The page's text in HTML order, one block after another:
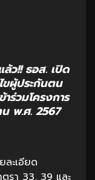
ว!! ธอส. เปิด
ขผู้ประกันตน
ร่วมโครงการ
พ.ศ. 2567
ละเอียด
รา 33, 39 และ